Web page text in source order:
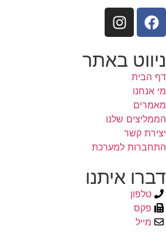
ניווט באתר
דף הבית
מי אנחנו
מאמרים
הממליצים שלנו
יצירת קשר
התחברות למערכת
דברו איתנו
טלפון
פקס
מייל